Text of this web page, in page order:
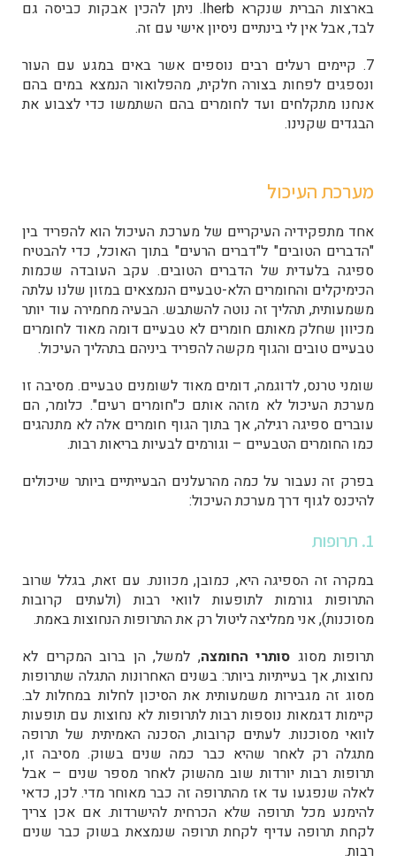
בארצות הברית שנקרא Iherb. ניתן להכין אבקות כביסה גם
לבד, אבל אין לי בינתיים ניסיון אישי עם זה.
7. קיימים רעלים רבים נוספים אשר באים במגע עם העור
ונספגים לפחות בצורה חלקית, מהפלואור הנמצא במים בהם
אנחנו מתקלחים ועד לחומרים בהם השתמשו כדי לצבוע את
הבגדים שקנינו.
מערכת העיכול
אחד מתפקידיה העיקריים של מערכת העיכול הוא להפריד בין
"הדברים הטובים" ל"דברים הרעים" בתוך האוכל, כדי להבטיח
ספיגה בלעדית של הדברים הטובים. עקב העובדה שכמות
הכימיקלים והחומרים הלא-טבעיים הנמצאים במזון שלנו עלתה
משמעותית, תהליך זה נוטה להשתבש. הבעיה מחמירה עוד יותר
מכיוון שחלק מאותם חומרים לא טבעיים דומה מאוד לחומרים
טבעיים טובים והגוף מקשה להפריד ביניהם בתהליך העיכול.
שומני טרנס, לדוגמה, דומים מאוד לשומנים טבעיים. מסיבה זו
מערכת העיכול לא מזהה אותם כ"חומרים רעים". כלומר, הם
עוברים ספיגה רגילה, אך בתוך הגוף חומרים אלה לא מתנהגים
כמו החומרים הטבעיים – וגורמים לבעיות בריאות רבות.
בפרק זה נעבור על כמה מהרעלנים הבעייתיים ביותר שיכולים
להיכנס לגוף דרך מערכת העיכול:
1. תרופות
במקרה זה הספיגה היא, כמובן, מכוונת. עם זאת, בגלל שרוב
התרופות גורמות לתופעות לוואי רבות (ולעתים קרובות
מסוכנות), אני ממליצה ליטול רק את התרופות הנחוצות באמת.
תרופות מסוג סותרי החומצה, למשל, הן ברוב המקרים לא
נחוצות, אך בעייתיות ביותר:בשנים האחרונות התגלה שתרופות
מסוג זה מגבירות משמעותית את הסיכון לחלות במחלות לב.
קיימות דגמאות נוספות רבות לתרופות לא נחוצות עם תופעות
לוואי מסוכנות. לעתים קרובות, הסכנה האמיתית של תרופה
מתגלה רק לאחר שהיא כבר כמה שנים בשוק. מסיבה זו,
תרופות רבות יורדות שוב מהשוק לאחר מספר שנים – אבל
לאלה שנפגעו עד אז מהתרופה זה כבר מאוחר מדי. לכן, כדאי
להימנע מכל תרופה שלא הכרחית להישרדות. אם אכן צריך
לקחת תרופה עדיף לקחת תרופה שנמצאת בשוק כבר שנים
רבות.